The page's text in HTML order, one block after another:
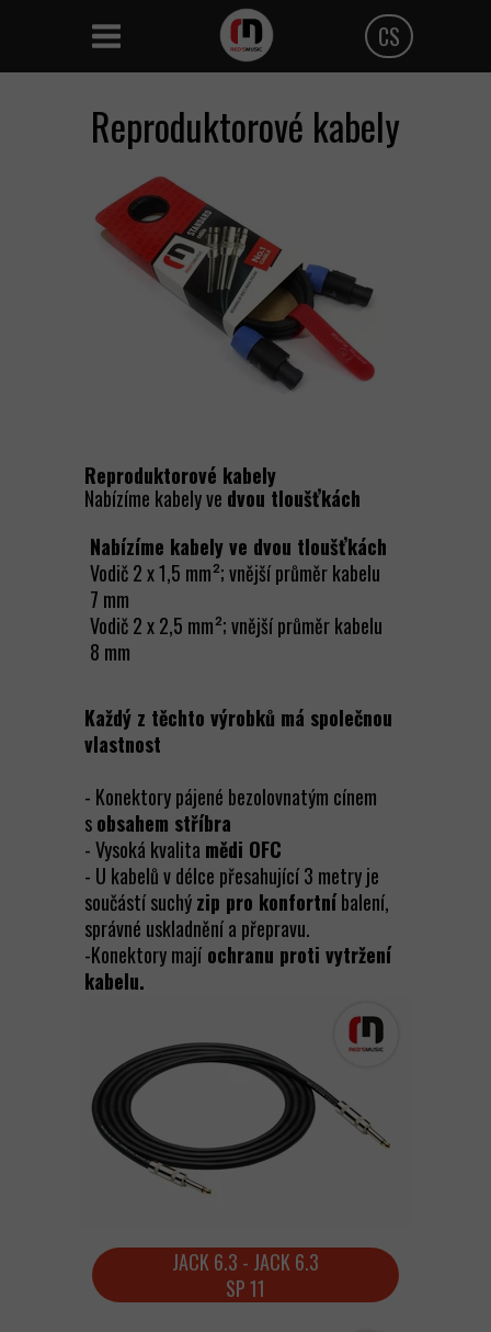
CS
Polski
Angielski
Reproduktorové kabely
Každý z těchto výrobků má společnou
vlastnost
- Konektory pájené bezolovnatým cínem
sobsahem stříbra
- Vysoká kvalita mědi OFC
- U kabelů v délce přesahující 3 metry je
součástí suchýzip pro konfortníbalení,
správné uskladnění a přepravu.
-Konektory mají ochranu proti vytržení
kabelu.
Nabízíme kabely ve dvou tloušťkách
Vodič 2 x 1,5 mm²; vnější průměr kabelu
7 mm
Vodič 2 x 2,5 mm²; vnější průměr kabelu
8 mm
Reproduktorové kabely
Nabízíme kabely ve dvou tloušťkách​​​​​​​
JACK 6.3 - JACK 6.3
SP 11